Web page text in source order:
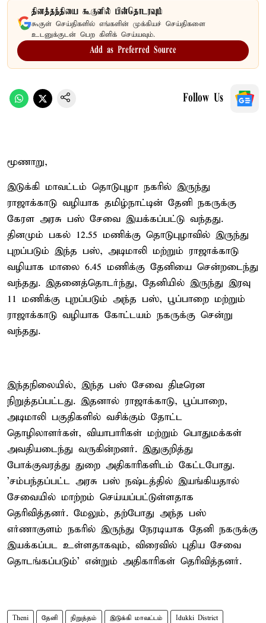
தினத்தந்தியை கூகுளில் பின்தொடரவும்
கூகுள் செய்திகளில் எங்களின் முக்கியச் செய்திகளை
உடனுக்குடன் பெற கிளிக் செய்யவும்.
Add as Preferred Source
Follow Us
மூணாறு,
இடுக்கி மாவட்டம் தொடுபுழா நகரில் இருந்து
ராஜாக்காடு வழியாக தமிழ்நாட்டின் தேனி நகருக்கு
கேரள அரசு பஸ் சேவை இயக்கப்பட்டு வந்தது.
தினமும் பகல் 12.55 மணிக்கு தொடுபுழாவில் இருந்து
புறப்படும் இந்த பஸ், அடிமாலி மற்றும் ராஜாக்காடு
வழியாக மாலை 6.45 மணிக்கு தேனியை சென்றடைந்து
வந்தது. இதனைத்தொடர்ந்து, தேனியில் இருந்து இரவு
11 மணிக்கு புறப்படும் அந்த பஸ், பூப்பாறை மற்றும்
ராஜாக்காடு வழியாக கோட்டயம் நகருக்கு சென்று
வந்தது.
இந்தநிலையில், இந்த பஸ் சேவை திடீரென
நிறுத்தப்பட்டது. இதனால் ராஜாக்காடு, பூப்பாறை,
அடிமாலி பகுதிகளில் வசிக்கும் தோட்ட
தொழிலாளர்கள், வியாபாரிகள் மற்றும் பொதுமக்கள்
அவதியடைந்து வருகின்றனர். இதுகுறித்து
போக்குவரத்து துறை அதிகாரிகளிடம் கேட்டபோது.
'சம்பந்தப்பட்ட அரசு பஸ் நஷ்டத்தில் இயங்கியதால்
சேவையில் மாற்றம் செய்யப்பட்டுள்ளதாக
தெரிவித்தனர். மேலும், தற்போது அந்த பஸ்
எர்ணாகுளம் நகரில் இருந்து நேரடியாக தேனி நகருக்கு
இயக்கப்பட உள்ளதாகவும், விரைவில் புதிய சேவை
தொடங்கப்படும்' என்றும் அதிகாரிகள் தெரிவித்தனர்.
Theni தேனி நிறுத்தம் இடுக்கி மாவட்டம் Idukki District